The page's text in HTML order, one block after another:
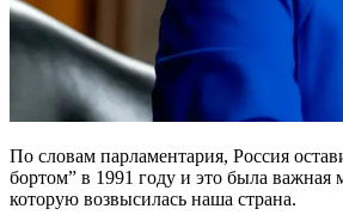
По словам парламентария, Россия
бортом” в 1991 году и это была важная
которую возвысилась наша страна.